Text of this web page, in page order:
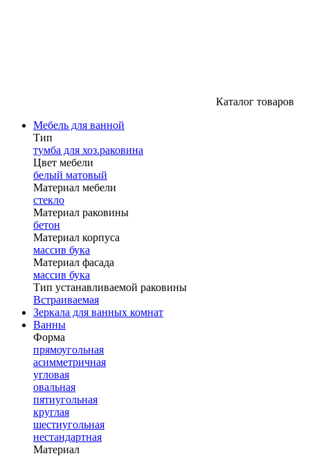
Каталог товаров
Мебель для ванной
Тип
тумба для хоз.раковина
Цвет мебели
белый матовый
Материал мебели
стекло
Материал раковины
бетон
Материал корпуса
массив бука
Материал фасада
массив бука
Тип устанавливаемой раковины
Встраиваемая
Зеркала для ванных комнат
Ванны
Форма
прямоугольная
асимметричная
угловая
овальная
пятиугольная
круглая
шестиугольная
нестандартная
Материал